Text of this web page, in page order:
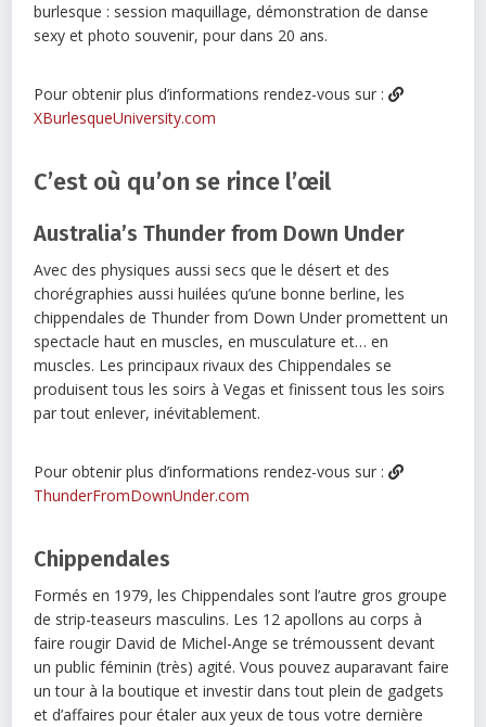
burlesque : session maquillage, démonstration de danse
sexy et photo souvenir, pour dans 20 ans.
Pour obtenir plus d’informations rendez-vous sur :
XBurlesqueUniversity.com
C’est où qu’on se rince l’œil
Australia’s Thunder from Down Under
Avec des physiques aussi secs que le désert et des
chorégraphies aussi huilées qu’une bonne berline, les
chippendales de Thunder from Down Under promettent un
spectacle haut en muscles, en musculature et… en
muscles. Les principaux rivaux des Chippendales se
produisent tous les soirs à Vegas et finissent tous les soirs
par tout enlever, inévitablement.
Pour obtenir plus d’informations rendez-vous sur :
ThunderFromDownUnder.com
Chippendales
Formés en 1979, les Chippendales sont l’autre gros groupe
de strip-teaseurs masculins. Les 12 apollons au corps à
faire rougir David de Michel-Ange se trémoussent devant
un public féminin (très) agité. Vous pouvez auparavant faire
un tour à la boutique et investir dans tout plein de gadgets
et d’affaires pour étaler aux yeux de tous votre dernière